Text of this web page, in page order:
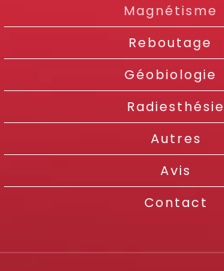
Magnétisme
Reboutage
Géobiologie
Radiesthésie
Autres
Avis
Contact